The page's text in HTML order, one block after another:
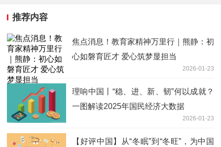
推荐内容
焦点消息！教育家精神万里行｜熊静：初
心如磐育匠才 爱心筑梦显担当
2026-01-23
理响中国丨“稳、进、新、韧”何以成就？
一图解读2025年国民经济大数据
2026-01-23
【好评中国】从“冬眠”到“冬旺”，为中国